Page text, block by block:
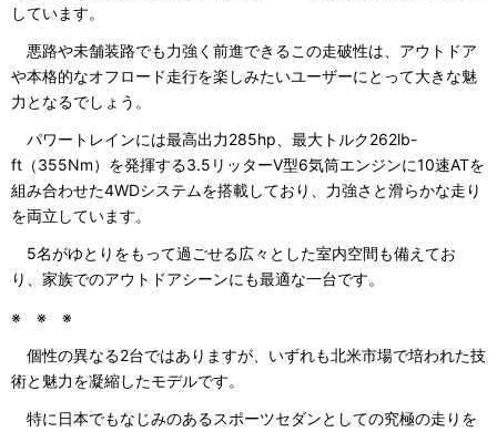
しています。
悪路や未舗装路でも力強く前進できるこの走破性は、アウトドア
や本格的なオフロード走行を楽しみたいユーザーにとって大きな魅
力となるでしょう。
パワートレインには最高出力285hp、最大トルク262lb-
ft（355Nm）を発揮する3.5リッターV型6気筒エンジンに10速ATを
組み合わせた4WDシステムを搭載しており、力強さと滑らかな走り
を両立しています。
5名がゆとりをもって過ごせる広々とした室内空間も備えてお
り、家族でのアウトドアシーンにも最適な一台です。
※ ※ ※
個性の異なる2台ではありますが、いずれも北米市場で培われた技
術と魅力を凝縮したモデルです。
特に日本でもなじみのあるスポーツセダンとしての究極の走りを